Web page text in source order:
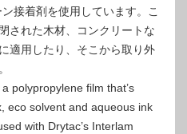
接着剤を使用しています。こ
された木材、コンクリートな
適用したり、そこから取り外
polypropylene film that’s
eco solvent and aqueous ink
with Drytac’s Interlam